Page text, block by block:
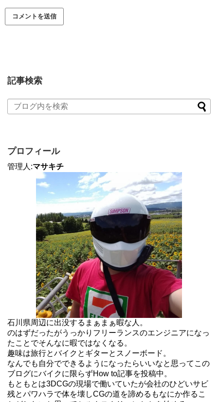
記事検索
プロフィール
管理人:マサキチ
石川県周辺に出没するまぁまぁ暇な人。
のはずだったがうっかりフリーランスのエンジニアになっ
たことでそんなに暇ではなくなる。
趣味は旅行とバイクとギターとスノーボード。
なんでも自分でできるようになったらいいなと思ってこの
ブログにバイクに限らずHow to記事を投稿中。
もともとは3DCGの現場で働いていたが会社のひどいサビ
残とパワハラで体を壊しCGの道を諦めるもなにか作るこ